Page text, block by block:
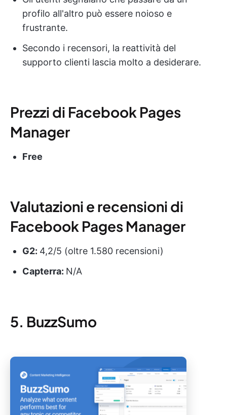
profilo all'altro può essere noioso e
frustrante.
Secondo i recensori, la reattività del
supporto clienti lascia molto a desiderare.
Prezzi di Facebook Pages
Manager
Free
Valutazioni e recensioni di
Facebook Pages Manager
G2: 4,2/5 (oltre 1.580 recensioni)
Capterra: N/A
5. BuzzSumo